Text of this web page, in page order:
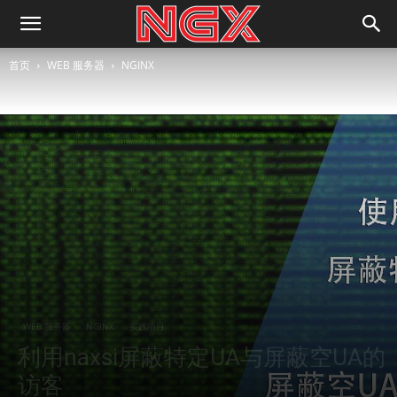
首页 WEB 服务器 NGINX
WEB 服务器 NGINX 实践项目
利用naxsi屏蔽特定UA与屏蔽空UA的
访客